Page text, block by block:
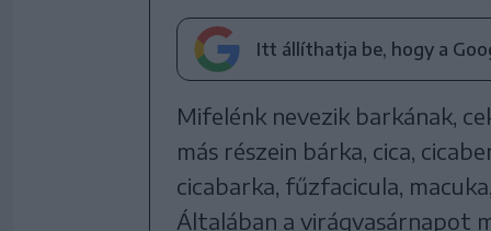
Itt állíthatja be, hogy a
Mifelénk nevezik barkának,
más részein bárka, cica,
cicabarka, fűzfacicula,
Általában a virágvasárnapot